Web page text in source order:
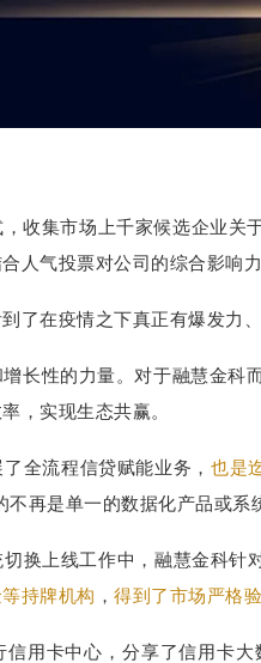
收集市场上千家候选企业
人气投票对公司的综合影响力
了在疫情之下真正有爆发力
增长性的力量。对于融慧金
，实现生态共赢。
全流程信贷赋能业务， 也是
再是单一的数据化产品或
换上线工作中，融慧金科
持牌机构 ， 得到了市场严格验
用卡中心，分享了信用卡